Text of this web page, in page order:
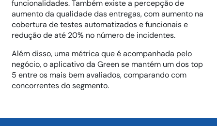
funcionalidades. Também existe a percepção de
aumento da qualidade das entregas, com aumento na
cobertura de testes automatizados e funcionais e
redução de até 20% no número de incidentes.
Além disso, uma métrica que é acompanhada pelo
negócio, o aplicativo da Green se mantém um dos top
5 entre os mais bem avaliados, comparando com
concorrentes do segmento.